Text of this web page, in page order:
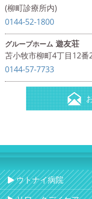
(柳町診療所内)
0144-52-1800
グループホーム 遊友荘
苫小牧市柳町4丁目12番
0144-57-7733
ウトナイ病院